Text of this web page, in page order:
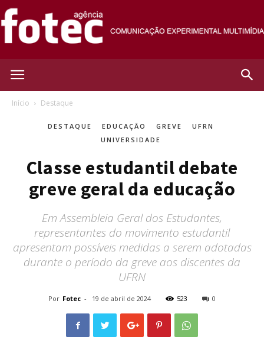
Início Destaque
DESTAQUE EDUCAÇÃO GREVE
UFRN
UNIVERSIDADE
Classe estudantil debate
greve geral da educação
Em Assembleia Geral dos Estudantes,
representantes do movimento estudantil
apresentam possíveis medidas a serem adotadas
durante o período da greve aos discentes da
UFRN
Por Fotec - 19 de abril de 2024 523 0